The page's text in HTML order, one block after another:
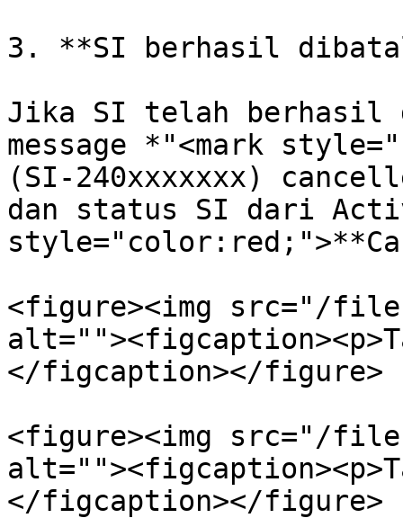
3. **SI berhasil
Jika SI telah berhasil
message *"<mark
(SI-240xxxxxxx)
dan status SI dari
<figure><img src="/files/
</figcaption></figure>
<figure><img src="/files/
</figcaption></figure>